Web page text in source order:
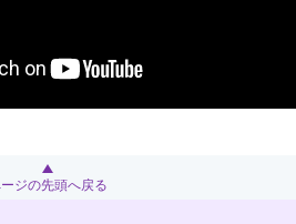
ジの先頭へ戻る